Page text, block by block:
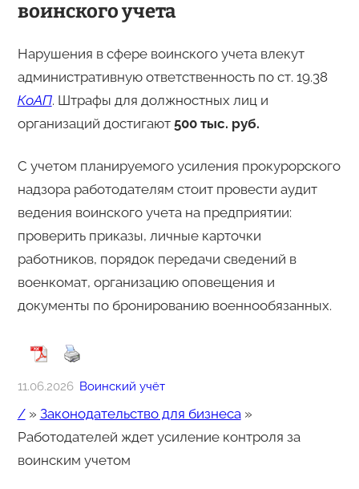
воинского учета
Нарушения в сфере воинского учета влекут
административную ответственность по ст. 19.38
КоАП. Штрафы для должностных лиц и
организаций достигают 500 тыс. руб.
С учетом планируемого усиления прокурорского
надзора работодателям стоит провести аудит
ведения воинского учета на предприятии:
проверить приказы, личные карточки
работников, порядок передачи сведений в
военкомат, организацию оповещения и
документы по бронированию военнообязанных.
11.06.2026 Воинский учёт
/» Законодательство для бизнеса»
Работодателей ждет усиление контроля за
воинским учетом